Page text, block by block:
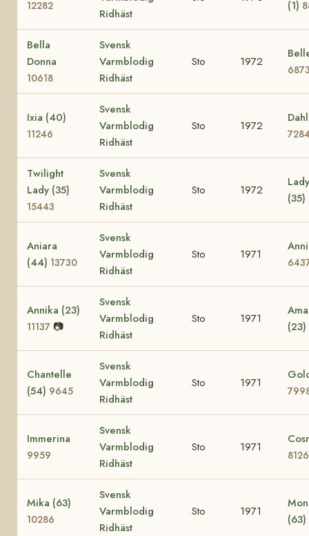
12282
Ridhäst
(1)
Bella
Donna
10618
Svensk
Varmblodig
Ridhäst
Sto 1972
Ixia (40)
11246
Svensk
Varmblodig
Ridhäst
Sto 1972
Twilight
Lady (35)
15443
Svensk
Varmblodig
Ridhäst
Sto 1972
(35)
Aniara
(44) 13730
Svensk
Varmblodig
Ridhäst
Sto 1971
Annika (23)
11137 📷
Svensk
Varmblodig
Ridhäst
Sto 1971
(23)
Chantelle
(54) 9645
Svensk
Varmblodig
Ridhäst
Sto 1971
Immerina
9959
Svensk
Varmblodig
Ridhäst
Sto 1971
8126
Mika (63)
10286
Svensk
Varmblodig
Ridhäst
Sto 1971
(63)